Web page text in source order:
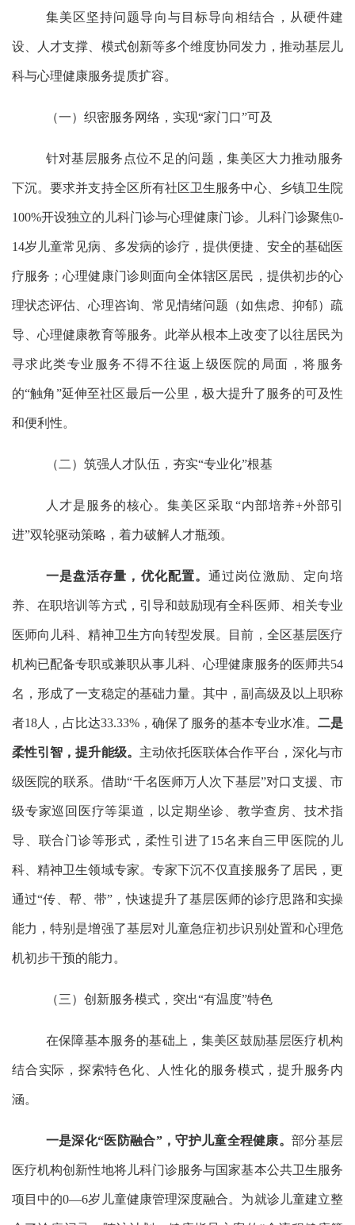
集美区坚持问题导向与目标导向相结合，从硬件建
设、人才支撑、模式创新等多个维度协同发力，推动基层儿
科与心理健康服务提质扩容。
（一）织密服务网络，实现“家门口”可及
针对基层服务点位不足的问题，集美区大力推动服务
下沉。要求并支持全区所有社区卫生服务中心、乡镇卫生院
100%开设独立的儿科门诊与心理健康门诊。儿科门诊聚焦0-
14岁儿童常见病、多发病的诊疗，提供便捷、安全的基础医
疗服务；心理健康门诊则面向全体辖区居民，提供初步的心
理状态评估、心理咨询、常见情绪问题（如焦虑、抑郁）疏
导、心理健康教育等服务。此举从根本上改变了以往居民为
寻求此类专业服务不得不往返上级医院的局面，将服务
的“触角”延伸至社区最后一公里，极大提升了服务的可及性
和便利性。
（二）筑强人才队伍，夯实“专业化”根基
人才是服务的核心。集美区采取 “内部培养+外部引
进”双轮驱动策略，着力破解人才瓶颈。
一是盘活存量，优化配置。通过岗位激励、定向培
养、在职培训等方式，引导和鼓励现有全科医师、相关专业
医师向儿科、精神卫生方向转型发展。目前，全区基层医疗
机构已配备专职或兼职从事儿科、心理健康服务的医师共54
名，形成了一支稳定的基础力量。其中，副高级及以上职称
者18人，占比达33.33%，确保了服务的基本专业水准。 二是
柔性引智，提升能级。 主动依托医联体合作平台，深化与市
级医院的联系。借助“千名医师万人次下基层”对口支援、市
级专家巡回医疗等渠道，以定期坐诊、教学查房、技术指
导、联合门诊等形式，柔性引进了15名来自三甲医院的儿
科、精神卫生领域专家。专家下沉不仅直接服务了居民，更
通过“传、帮、带”，快速提升了基层医师的诊疗思路和实操
能力，特别是增强了基层对儿童急症初步识别处置和心理危
机初步干预的能力。
（三）创新服务模式，突出“有温度”特色
在保障基本服务的基础上，集美区鼓励基层医疗机构
结合实际，探索特色化、人性化的服务模式，提升服务内
涵。
一是深化“医防融合”，守护儿童全程健康。部分基层
医疗机构创新性地将儿科门诊服务与国家基本公共卫生服务
项目中的0—6岁儿童健康管理深度融合。为就诊儿童建立整